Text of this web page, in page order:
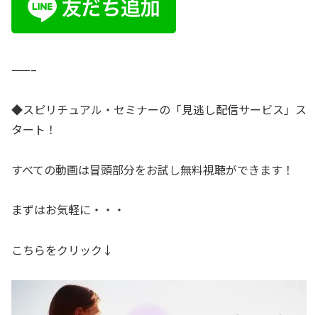
——–
◆スピリチュアル・セミナーの「見逃し配信サービス」ス
タート！
すべての動画は冒頭部分をお試し無料視聴ができます！
まずはお気軽に・・・
こちらをクリック↓